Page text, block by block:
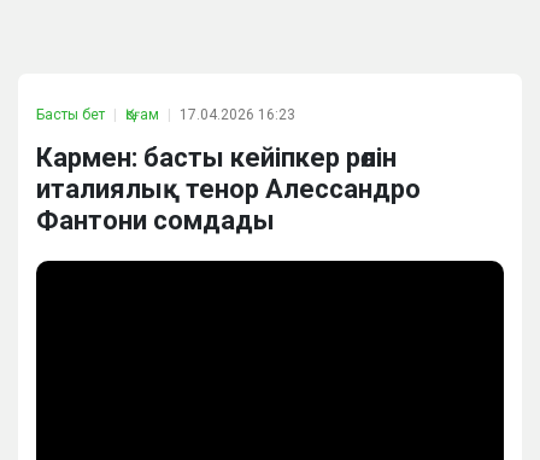
Басты бет Қоғам 17.04.2026 16:23
Кармен: басты кейіпкер рөлін
италиялық тенор Алессандро
Фантони сомдады